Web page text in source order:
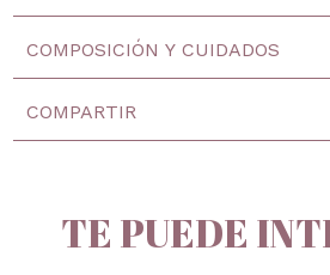
COMPOSICIÓN Y CUIDADOS
COMPARTIR
TE PUEDE